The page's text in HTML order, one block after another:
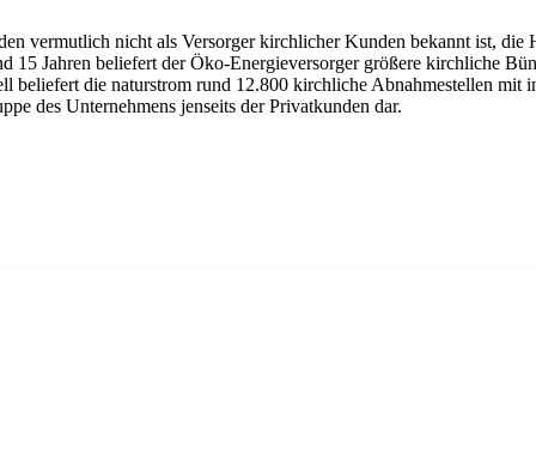
vermutlich nicht als Versorger kirchlicher Kunden bekannt ist,
15 Jahren beliefert der Öko-Energieversorger größere kirchliche
beliefert die naturstrom rund 12.800 kirchliche Abnahmestellen
des Unternehmens jenseits der Privatkunden dar.